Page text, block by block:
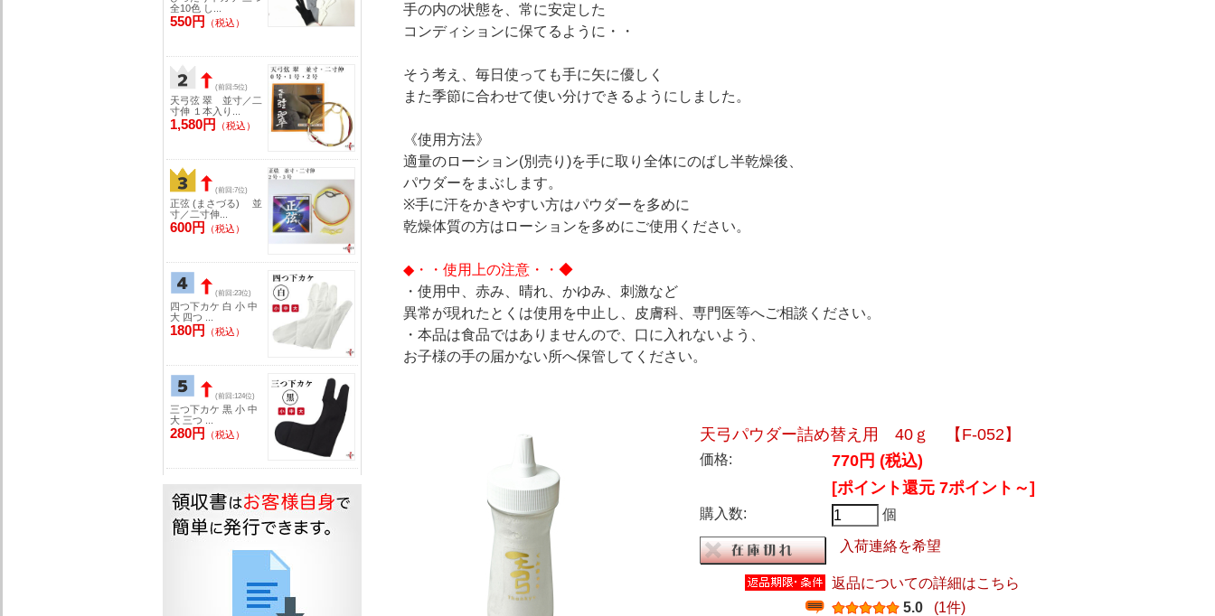
手の内の状態を、常に安定した
コンディションに保てるように・・
そう考え、毎日使っても手に矢に優しく
また季節に合わせて使い分けできるようにしました。
《使用方法》
適量のローション(別売り)を手に取り全体にのばし半乾燥後、
パウダーをまぶします。
※手に汗をかきやすい方はパウダーを多めに
乾燥体質の方はローションを多めにご使用ください。
◆・・使用上の注意・・◆
・使用中、赤み、晴れ、かゆみ、刺激など
異常が現れたとくは使用を中止し、皮膚科、専門医等へご相談ください。
・本品は食品ではありませんので、口に入れないよう、
お子様の手の届かない所へ保管してください。
天弓パウダー詰め替え用 40ｇ 【F-052】
価格:
770円 (税込)
[ポイント還元 7ポイント～]
購入数: 個
入荷連絡を希望
返品についての詳細はこちら
5.0
(1件)